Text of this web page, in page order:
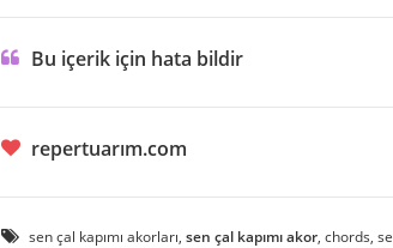
Bu içerik için hata bildir
repertuarım.com
sen çal kapımı akorları, sen çal kapımı akor, chords,